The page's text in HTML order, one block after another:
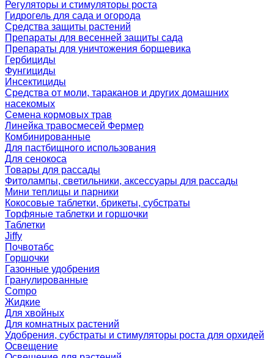
Регуляторы и стимуляторы роста
Гидрогель для сада и огорода
Средства защиты растений
Препараты для весенней защиты сада
Препараты для уничтожения борщевика
Гербициды
Фунгициды
Инсектициды
Средства от моли, тараканов и других домашних
насекомых
Семена кормовых трав
Линейка травосмесей Фермер
Комбинированные
Для пастбищного использования
Для сенокоса
Товары для рассады
Фитолампы, светильники, аксессуары для рассады
Мини теплицы и парники
Кокосовые таблетки, брикеты, субстраты
Торфяные таблетки и горшочки
Таблетки
Jiffy
Почвотабс
Горшочки
Газонные удобрения
Гранулированные
Compo
Жидкие
Для хвойных
Для комнатных растений
Удобрения, субстраты и стимуляторы роста для орхидей
Освещение